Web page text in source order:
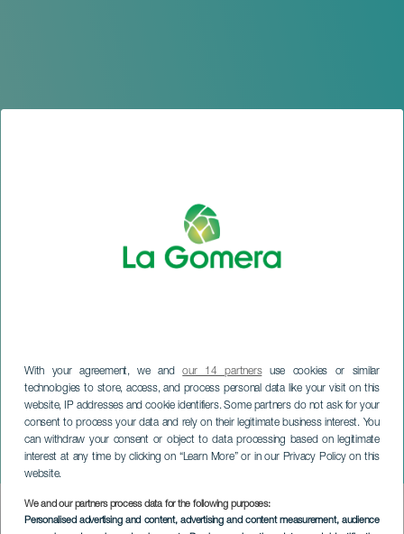
With your agreement, we andour 14 partnersuse cookies or similar
technologies to store, access, and process personal data like your visit on this
website, IP addresses and cookie identifiers. Some partners do not ask for your
consent to process your data and rely on their legitimate business interest. You
can withdraw your consent or object to data processing based on legitimate
interest at any time by clicking on “Learn More” or in our Privacy Policy on this
website.
We and our partners process data for the following purposes:
Personalised advertising and content, advertising and content measurement, audience
Carnavalsoptocht in Valle
Gran Rey
LA GOMERA
Imagen
Listado